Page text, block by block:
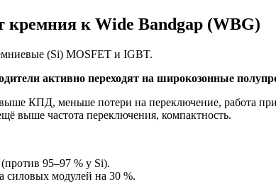
кремния к Wide Bandgap (WBG)
(Si) MOSFET и IGBT.
активно переходят на широкозонные
КПД, меньше потери на переключение, работа при
выше частота переключения, компактность.
95–97 % у Si).
модулей на 30 %.